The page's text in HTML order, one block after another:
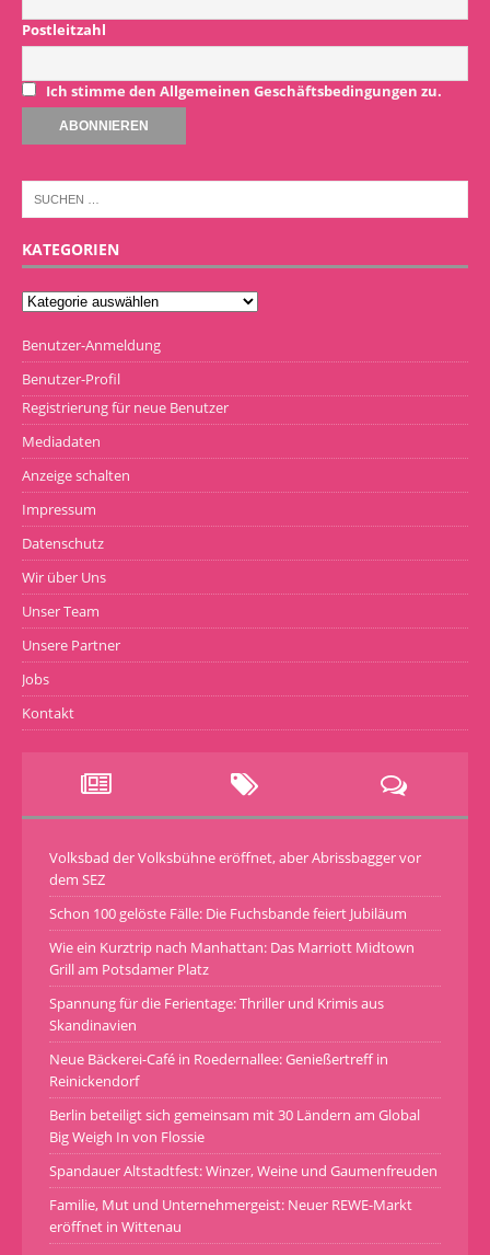
Postleitzahl
Ich stimme den Allgemeinen Geschäftsbedingungen zu.
KATEGORIEN
Benutzer-Anmeldung
Benutzer-Profil
Registrierung für neue Benutzer
Mediadaten
Anzeige schalten
Impressum
Datenschutz
Wir über Uns
Unser Team
Unsere Partner
Jobs
Kontakt
Volksbad der Volksbühne eröffnet, aber Abrissbagger vor
dem SEZ
Schon 100 gelöste Fälle: Die Fuchsbande feiert Jubiläum
Wie ein Kurztrip nach Manhattan: Das Marriott Midtown
Grill am Potsdamer Platz
Spannung für die Ferientage: Thriller und Krimis aus
Skandinavien
Neue Bäckerei-Café in Roedernallee: Genießertreff in
Reinickendorf
Berlin beteiligt sich gemeinsam mit 30 Ländern am Global
Big Weigh In von Flossie
Spandauer Altstadtfest: Winzer, Weine und Gaumenfreuden
Familie, Mut und Unternehmergeist: Neuer REWE-Markt
eröffnet in Wittenau